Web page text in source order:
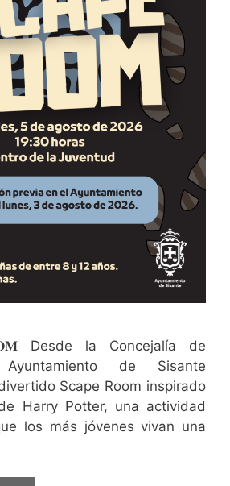
Desde la Concejalía de
de Sisante
Scape Room inspirado
Harry Potter, una actividad
los más jóvenes vivan una